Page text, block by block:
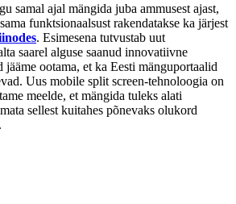
samal ajal mängida juba ammusest ajast,
funktsionaalsust rakendatakse ka järjest
. Esimesena tutvustab uut
saarel alguse saanud innovatiivne
ootama, et ka Eesti mänguportaalid
Uus mobile split screen-tehnoloogia on
meelde, et mängida tuleks alati
sellest kuitahes põnevaks olukord